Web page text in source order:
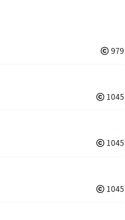
979
1045
1045
1045